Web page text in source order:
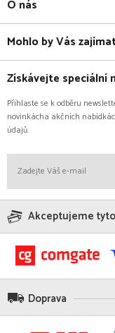
O nás
Mohlo by Vás
Získávejte speciální
Přihlaste se k odběru
novinkácha akčních
údajů.
Akceptujeme
Doprava